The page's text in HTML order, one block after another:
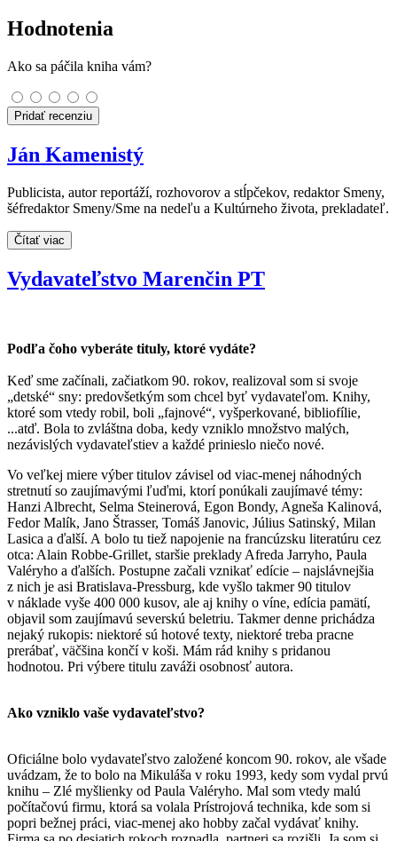
Hodnotenia
Ako sa páčila kniha vám?
Pridať recenziu
Ján Kamenistý
Publicista, autor reportáží, rozhovorov a stĺpčekov, redaktor Smeny,
šéfredaktor Smeny/Sme na nedeľu a Kultúrneho života, prekladateľ.
Čítať viac
Vydavateľstvo Marenčin PT
Podľa čoho vyberáte tituly, ktoré vydáte?
Keď sme začínali, začiatkom 90. rokov, realizoval som si svoje
„detské“ sny: predovšetkým som chcel byť vydavateľom. Knihy,
ktoré som vtedy robil, boli „fajnové“, vyšperkované, bibliofílie,
...atď. Bola to zvláštna doba, kedy vzniklo množstvo malých,
nezávislých vydavateľstiev a každé prinieslo niečo nové.
Vo veľkej miere výber titulov závisel od viac-menej náhodných
stretnutí so zaujímavými ľuďmi, ktorí ponúkali zaujímavé témy:
Hanzi Albrecht, Selma Steinerová, Egon Bondy, Agneša Kalinová,
Fedor Malík, Jano Štrasser, Tomáš Janovic, Július Satinský, Milan
Lasica a ďalší. A bolo tu tiež napojenie na francúzsku literatúru cez
otca: Alain Robbe-Grillet, staršie preklady Afreda Jarryho, Paula
Valéryho a ďalších. Postupne začali vznikať edície – najslávnejšia
z nich je asi Bratislava-Pressburg, kde vyšlo takmer 90 titulov
v náklade vyše 400 000 kusov, ale aj knihy o víne, edícia pamätí,
objavil som zaujímavú severskú beletriu. Takmer denne prichádza
nejaký rukopis: niektoré sú hotové texty, niektoré treba pracne
prerábať, väčšina končí v koši. Mám rád knihy s pridanou
hodnotou. Pri výbere titulu zaváži osobnosť autora.
Ako vzniklo vaše vydavateľstvo?
Oficiálne bolo vydavateľstvo založené koncom 90. rokov, ale všade
uvádzam, že to bolo na Mikuláša v roku 1993, kedy som vydal prvú
knihu – Zlé myšlienky od Paula Valéryho. Mal som vtedy malú
počítačovú firmu, ktorá sa volala Prístrojová technika, kde som si
popri bežnej práci, viac-menej ako hobby začal vydávať knihy.